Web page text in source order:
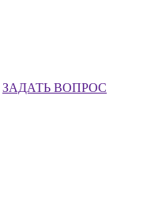
ЗАДАТЬ ВОПРОС